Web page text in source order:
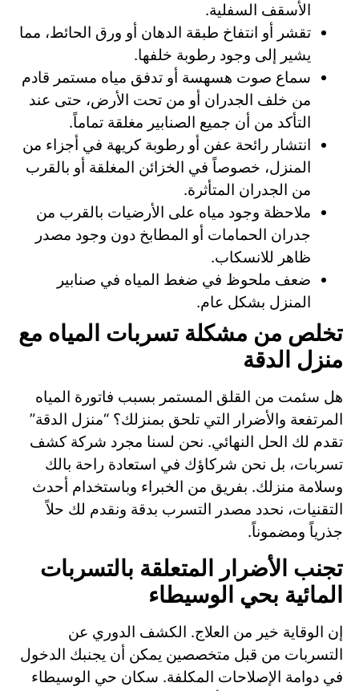
الأسقف السفلية.
تقشر أو انتفاخ طبقة الدهان أو ورق الحائط، مما
يشير إلى وجود رطوبة خلفها.
سماع صوت هسهسة أو تدفق مياه مستمر قادم
من خلف الجدران أو من تحت الأرض، حتى عند
التأكد من أن جميع الصنابير مغلقة تماماً.
انتشار رائحة عفن أو رطوبة كريهة في أجزاء من
المنزل، خصوصاً في الخزائن المغلقة أو بالقرب
من الجدران المتأثرة.
ملاحظة وجود مياه على الأرضيات بالقرب من
جدران الحمامات أو المطابخ دون وجود مصدر
ظاهر للانسكاب.
ضعف ملحوظ في ضغط المياه في صنابير
المنزل بشكل عام.
تخلص من مشكلة تسربات المياه مع
منزل الدقة
هل سئمت من القلق المستمر بسبب فاتورة المياه
المرتفعة والأضرار التي تلحق بمنزلك؟ “منزل الدقة”
تقدم لك الحل النهائي. نحن لسنا مجرد شركة كشف
تسربات، بل نحن شركاؤك في استعادة راحة بالك
وسلامة منزلك. بفريق من الخبراء وباستخدام أحدث
التقنيات، نحدد مصدر التسرب بدقة ونقدم لك حلاً
جذرياً ومضموناً.
تجنب الأضرار المتعلقة بالتسربات
المائية بحي الوسيطاء
إن الوقاية خير من العلاج. الكشف الدوري عن
التسربات من قبل متخصصين يمكن أن يجنبك الدخول
في دوامة الإصلاحات المكلفة. سكان حي الوسيطاء